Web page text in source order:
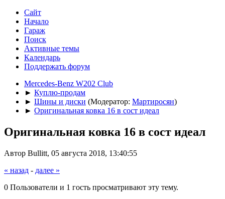
Сайт
Начало
Гараж
Поиск
Активные темы
Календарь
Поддержать форум
Mercedes-Benz W202 Club
► Куплю-продам
► Шины и диски (Модератор: Мартиросян)
► Оригинальная ковка 16 в сост идеал
Оригинальная ковка 16 в сост идеал
Автор Bullitt, 05 августа 2018, 13:40:55
« назад - далее »
0 Пользователи и 1 гость просматривают эту тему.